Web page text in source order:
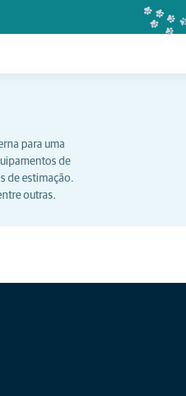
para uma
de
de estimação.
outras.